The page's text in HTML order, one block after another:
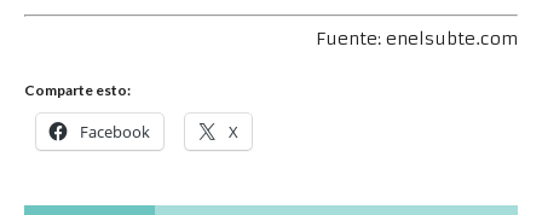
Fuente: enelsubte.com
Comparte esto:
Facebook X